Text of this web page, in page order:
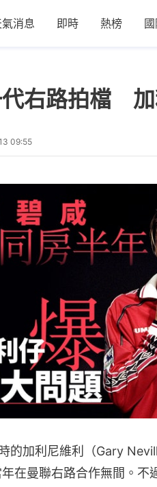
氣消息 即時 熱榜
代右路拍檔
09:55
的加利尼維利（Gary
在曼聯右路合作無間。不